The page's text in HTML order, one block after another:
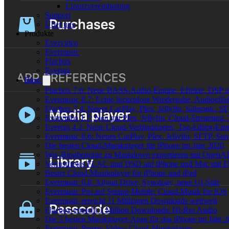
Lizenzvereinbarung
Support
Über uns
Produkte
Evervideo
Evermusic
Flacbox
Evertag
Blog
Flacbox 7.6: Neue BASS-Audio-Engine, Effekte, DSP
Evermusic 8.7: Echte lückenlose Wiedergabe,
Flacbox 7.4: Neues CarPlay, Plex, Jellyfin, Subsonic,
Evervideo 1.7: Neu mit Plex, Jellyfin, Cloud-Streaming,
Evertag 4.2: Neue Cloud-Verbindungen, Tag-Editor-
Evermusic 8.6: Neues CarPlay, Plex, Jellyfin, SFTP,
Die besten Cloud-Musikplayer für iPhone im Jahr 2026
Wix-Blogbeiträge zu Markdown exportieren mit OpenAI
Verlustfreies FLAC und DSD auf iPhone und Mac mit
Bester Cloud-Musikplayer für iPhone und iPad
Evermusic 6.8: Aliyun Drive, Synology, neue UI-Stile
Evermusic Pro auf Setapp Mobile: Cloud-Musik für iOS
Evermusic erreicht 11 Millionen Downloads weltweit
Flacbox erreicht 1 Million Downloads: Hi-Res Audio
Die 5 besten Musikplayer-Apps für das iPhone im Jahr